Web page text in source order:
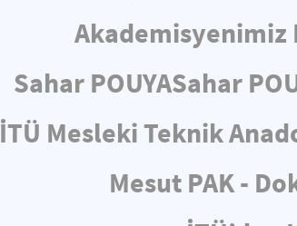
Akademisyenimiz
Sahar POUYASahar
İTÜ Mesleki Teknik
Mesut PAK -